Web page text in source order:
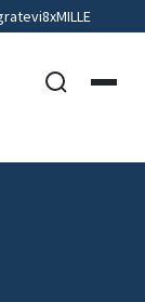
8xMILLE